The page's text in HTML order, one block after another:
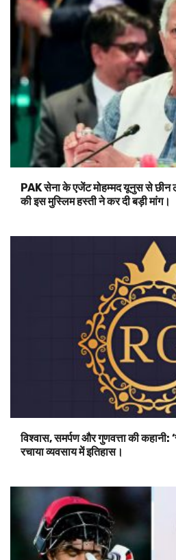
PAK सेना के एजेंट मोहम्मद यूनुस से छीन
की इस मुस्लिम हस्ती ने कर दी बड़ी मांग।
विश्वास, समर्पण और गुणवत्ता की कहानी:
रचाया व्यवसाय में इतिहास।